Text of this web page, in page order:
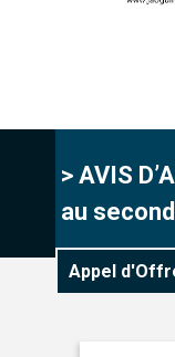
> AVIS
au
Appel